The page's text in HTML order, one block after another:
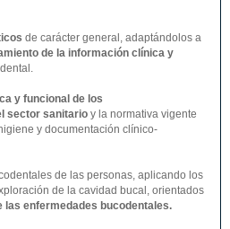
de carácter general, adaptándolos a
de la información clínica y
y funcional de los
sector sanitario y la normativa vigente
y documentación clínico-
de las personas, aplicando los
de la cavidad bucal, orientados
las enfermedades bucodentales.